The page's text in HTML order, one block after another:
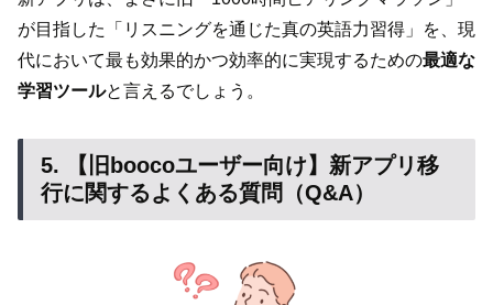
が目指した「リスニングを通じた真の英語力習得」を、現
代において最も効果的かつ効率的に実現するための最適な
学習ツールと言えるでしょう。
5. 【旧boocoユーザー向け】新アプリ移
行に関するよくある質問（Q&A）